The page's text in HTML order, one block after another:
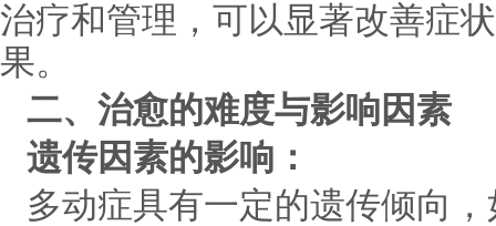
治疗和管理，可以显著改善症
果。
二、治愈的难度与影响因素
遗传因素的影响：
多动症具有一定的遗传倾向